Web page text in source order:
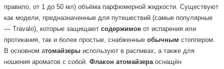
правило, от 1 до 50 мл) объёма парфюмерной жидкости. Существуют
как модели, предназначенные для путешествий (самые популярные
— Travalo), которые защищают содержимое от испарения или
протекания, так и более простые, снабженные обычным стоппером.
В основном атомайзеры используют в распивах, а также для
ношения ароматов с собой. Флакон атомайзераоснащён